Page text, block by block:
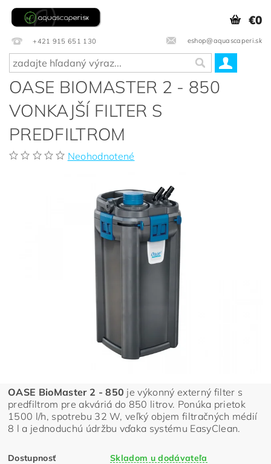
+421 915 651 130 eshop@aquascaperi.sk
€0
OASE BIOMASTER 2 - 850
VONKAJŠÍ FILTER S
PREDFILTROM
Neohodnotené
OASE BioMaster 2 - 850 je výkonný externý filter s
predfiltrom pre akváriá do 850 litrov. Ponúka prietok
1500 l/h, spotrebu 32 W, veľký objem filtračných médií
8 l a jednoduchú údržbu vďaka systému EasyClean.
Dostupnosť Skladom u dodávateľa